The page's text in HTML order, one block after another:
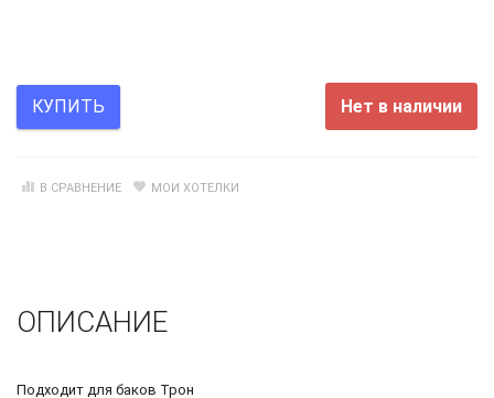
КУПИТЬ Нет в наличии
В СРАВНЕНИЕ МОИ ХОТЕЛКИ
ОПИСАНИЕ
Подходит для баков Трон